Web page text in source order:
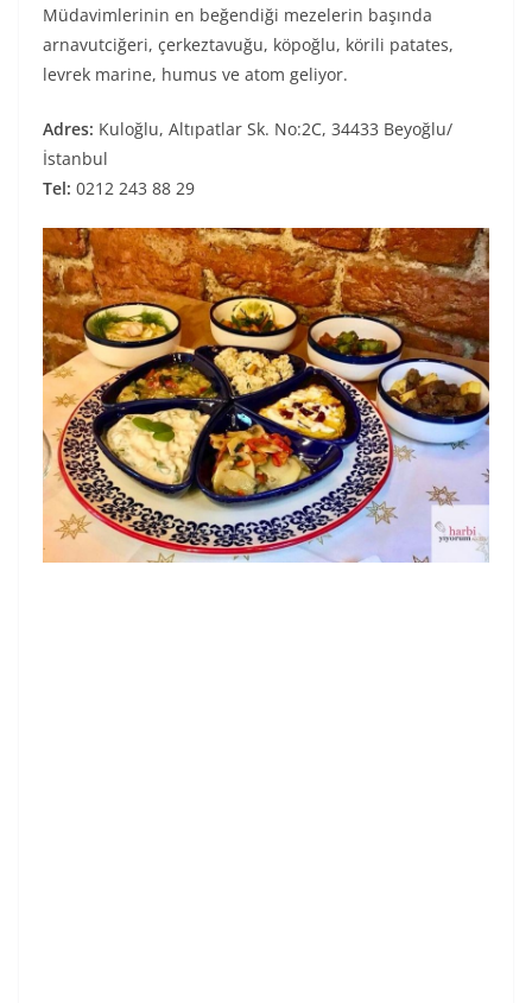
Müdavimlerinin en beğendiği mezelerin başında
arnavutciğeri, çerkeztavuğu, köpoğlu, körili patates,
levrek marine, humus ve atom geliyor.
Adres: Kuloğlu, Altıpatlar Sk. No:2C, 34433 Beyoğlu/
İstanbul
Tel: 0212 243 88 29